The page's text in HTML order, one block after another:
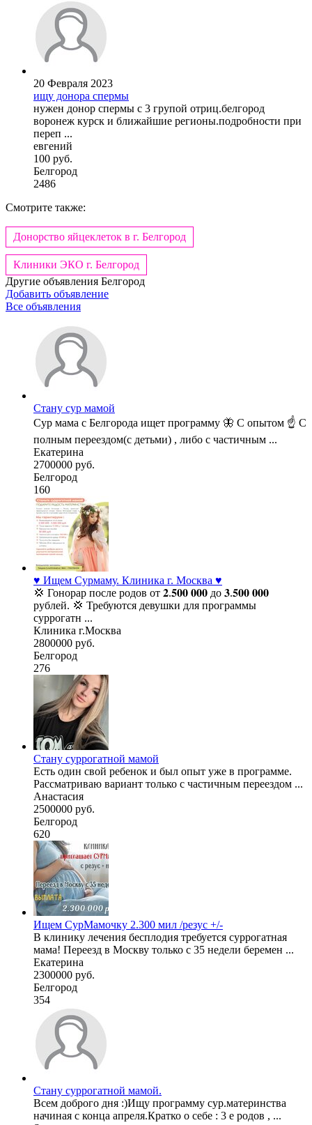
20 Февраля 2023
ищу донора спермы
нужен донор спермы с 3 групой отриц.белгород
воронеж курск и ближайшие регионы.подробности при
переп ...
евгений
100 руб.
Белгород
2486
Смотрите также:
Донорство яйцеклеток в г. Белгород
Клиники ЭКО г. Белгород
Другие объявления Белгород
Добавить объявление
Все объявления
Стану сур мамой
Сур мама с Белгорода ищет программу 🦋 С опытом ☝️ С
полным переездом(с детьми) , либо с частичным ...
Екатерина
2700000 руб.
Белгород
160
♥️ Ищем Сурмаму. Клиника г. Москва ♥️
💢 Гонорар после родов от 𝟐.𝟓𝟎𝟎 𝟎𝟎𝟎 до 𝟑.𝟓𝟎𝟎 𝟎𝟎𝟎
рублей. 💢 Требуются девушки для программы
суррогатн ...
Клиника г.Москва
2800000 руб.
Белгород
276
Стану суррогатной мамой
Есть один свой ребенок и был опыт уже в программе.
Рассматриваю вариант только с частичным переездом ...
Анастасия
2500000 руб.
Белгород
620
Ищем СурМамочку 2.300 мил /резус +/-
В клинику лечения бесплодия требуется суррогатная
мама! Переезд в Москву только с 35 недели беремен ...
Екатерина
2300000 руб.
Белгород
354
Стану суррогатной мамой.
Всем доброго дня :)Ищу программу сур.материнства
начиная с конца апреля.Кратко о себе : 3 е родов , ...